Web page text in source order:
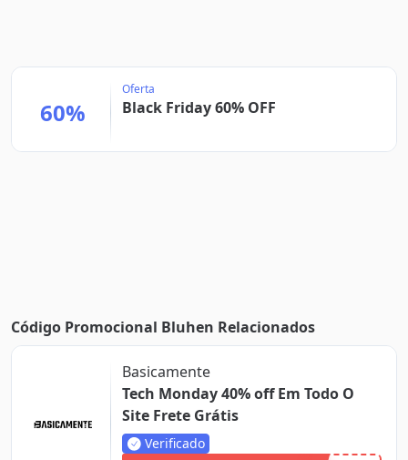
60%
Oferta
Black Friday 60% OFF
Código Promocional Bluhen Relacionados
Basicamente
Tech Monday 40% off Em Todo O
Site Frete Grátis
Verificado